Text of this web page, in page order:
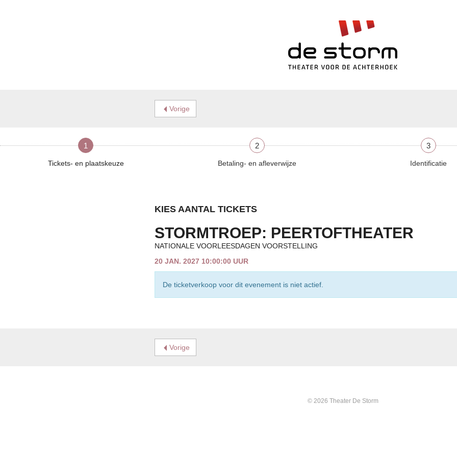
Vorige
1
Tickets- en plaatskeuze
2
Betaling- en afleverwijze
3
Identificatie
KIES AANTAL TICKETS
STORMTROEP: PEERTOFTHEATER
NATIONALE VOORLEESDAGEN VOORSTELLING
20 JAN. 2027 10:00:00 UUR
De ticketverkoop voor dit evenement is niet actief.
Vorige
© 2026 Theater De Storm